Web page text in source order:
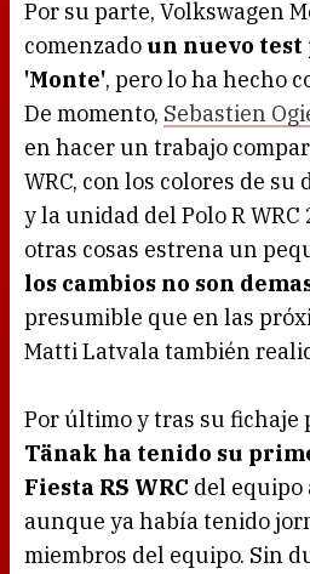
Por su parte, Volkswagen
comenzado un nuevo
'Monte', pero lo ha hecho
De momento, Sebastien
en hacer un trabajo
WRC, con los colores de
y la unidad del Polo R
otras cosas estrena un
los cambios no son
presumible que en las
Matti Latvala también
Por último y tras su fichaje
Tänak ha tenido su
Fiesta RS WRC del equipo
aunque ya había tenido
miembros del equipo. Sin